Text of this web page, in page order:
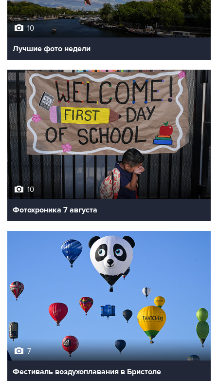
10
Лучшие фото недели
10
Фотохроника 7 августа
Фестиваль воздухоплавания в Бристоле